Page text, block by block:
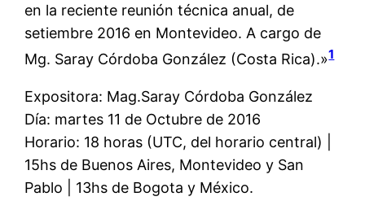
en la reciente reunión técnica anual, de
setiembre 2016 en Montevideo. A cargo de
Mg. Saray Córdoba González (Costa Rica).»1
Expositora: Mag.Saray Córdoba González
Día: martes 11 de Octubre de 2016
Horario: 18 horas (UTC, del horario central) |
15hs de Buenos Aires, Montevideo y San
Pablo | 13hs de Bogota y México.